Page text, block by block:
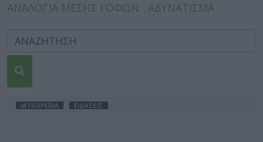
ΑΝΑΛΟΓΙΑ ΜΕΣΗΣ ΓΟΦΩΝ
ΑΔΥΝΑΤΙΣΜΑ
IATROPEDIA ΕΙΔΗΣΕΙΣ